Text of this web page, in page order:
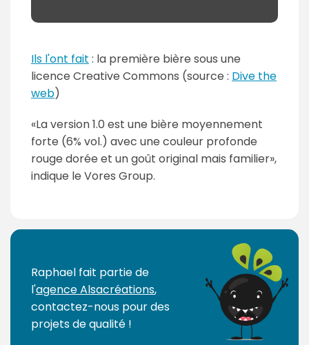
Ils l'ont fait : la première bière sous une
licence Creative Commons (source : Dive the
web)
La version 1.0 est une bière moyennement
forte (6% vol.) avec une couleur profonde
rouge dorée et un goût original mais familier ,
indique le Vores Group.
Raphael fait partie de
l'agence Alsacréations,
contactez-nous pour des
projets de qualité !